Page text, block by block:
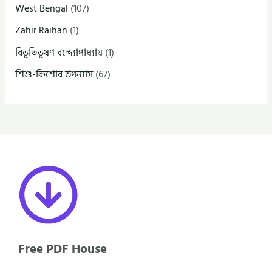
West Bengal (107)
Zahir Raihan (1)
বিভূতিভূষণ বন্দ্যোপাধ্যায়(1)
শিশু-কিশোর উপন্যাস(67)
Free PDF House